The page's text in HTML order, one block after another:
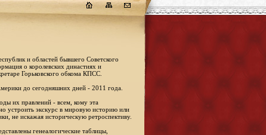
и областей бывшего Советского
о королевских династиях и
Горьковского обкома КПСС.
до сегодняшних дней - 2011 года.
их правлений - всем, кому эта
устроить экскурс в мировую историю или
не искажая историческую ретроспективу.
генеалогические таблицы,